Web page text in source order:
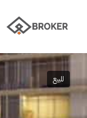
للبيع